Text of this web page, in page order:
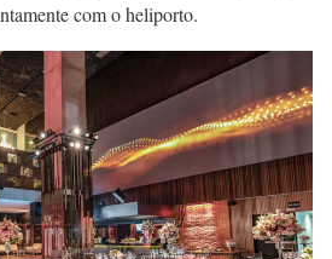
com o heliporto.